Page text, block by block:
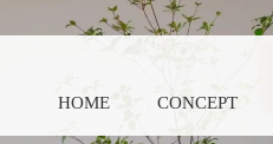
HOME CONCEPT